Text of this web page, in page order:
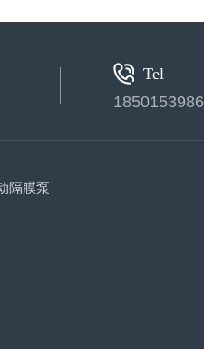
Tel
隔膜泵